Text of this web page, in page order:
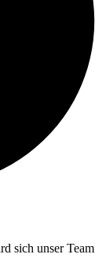
sich unser Team